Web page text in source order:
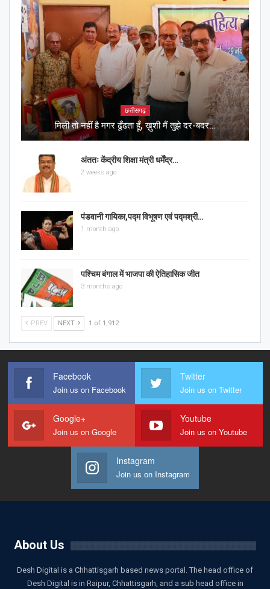
छत्तीसगढ़
मिली तो नहीं है मगर ढूँढता हूँ, ख़ुशी मैं तुझे दर-बदर…
अंततः केंद्रीय शिक्षा मंत्री धर्मेंद्र…
2 weeks ago
पंडवानी गायिका,पद्म विभूषण एवं पद्मश्री…
1 month ago
पश्चिम बंगाल में भाजपा की ऐतिहासिक जीत
3 months ago
PREV NEXT 1 of 1,912
Facebook
Join us on Facebook
Twitter
Join us on Twitter
Google+
Join us on Google
Youtube
Join us on Youtube
Instagram
Join us on Instagram
About Us
Desh Digital is a Chhattisgarh based news portal. The head office of
Desh Digital is in Raipur, Chhattisgarh, and a sub head office in